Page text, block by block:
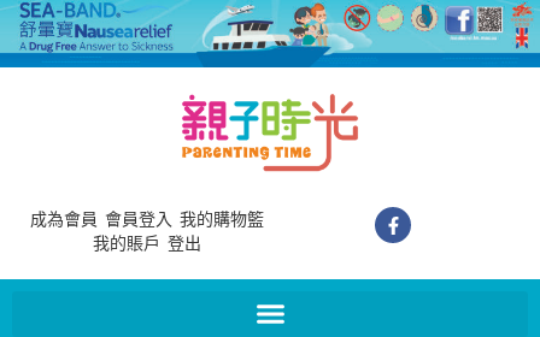
成為會員 會員登入 我的購物籃
我的賬戶 登出